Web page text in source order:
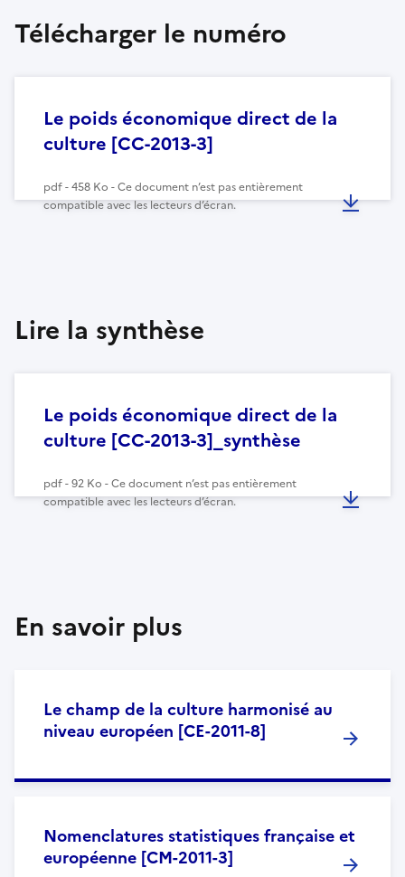
Télécharger le numéro
Le poids économique direct de la
culture [CC-2013-3]
pdf - 458 Ko - Ce document n’est pas entièrement
compatible avec les lecteurs d’écran.
Lire la synthèse
Le poids économique direct de la
culture [CC-2013-3]_synthèse
pdf - 92 Ko - Ce document n’est pas entièrement
compatible avec les lecteurs d’écran.
En savoir plus
Le champ de la culture harmonisé au
niveau européen [CE-2011-8]
Nomenclatures statistiques française et
européenne [CM-2011-3]